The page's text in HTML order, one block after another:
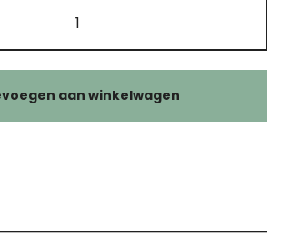
aantal
aan winkelwagen